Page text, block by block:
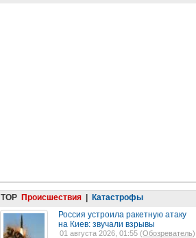
TOP Происшествия
Катастрофы
Россия устроила ракетную атаку
на Киев: звучали взрывы
01 августа 2026, 01:55 (Обозреватель)